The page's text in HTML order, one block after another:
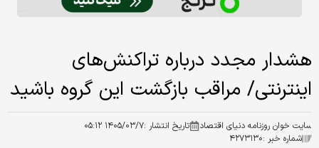
هشدار مجدد درباره تراکنش‌های
اینترنتی/ مراقب بازگشت این گروه باشید
سایت خوان روزنامه دنیای اقتصاد تاریخ انتشار :۱۴۰۵/۰۳/۷ ۰۵:۱۲
شماره خبر :۴۲۷۳۱۳۰